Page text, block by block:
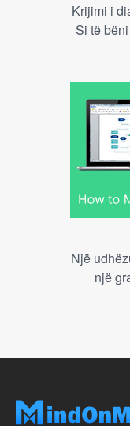
Krijimi i
Si të
Një
një